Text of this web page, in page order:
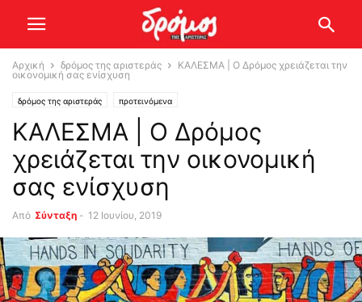
Αρχική δρόμος της αριστεράς
ΚΑΛΕΣΜΑ | Ο Δρόμος χρειάζεται την
οικονομική σας ενίσχυση
δρόμος της αριστεράς προτεινόμενα
ΚΑΛΕΣΜΑ | Ο Δρόμος
χρειάζεται την οικονομική
σας ενίσχυση
Από Σύνταξη - 12 Ιουνίου, 2019